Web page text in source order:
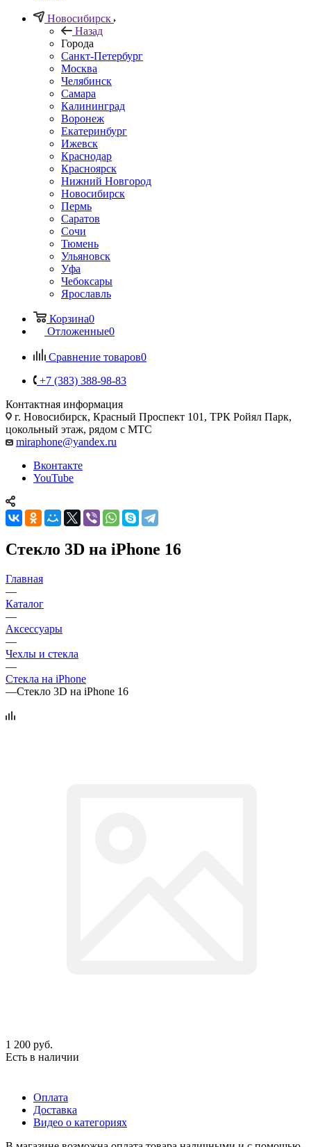
Новосибирск
Назад
Города
Санкт-Петербург
Москва
Челябинск
Самара
Калининград
Воронеж
Екатеринбург
Ижевск
Краснодар
Красноярск
Нижний Новгород
Новосибирск
Пермь
Саратов
Сочи
Тюмень
Ульяновск
Уфа
Чебоксары
Ярославль
Корзина0
Отложенные0
Сравнение товаров0
+7 (383) 388-98-83
Контактная информация
г. Новосибирск, Красный Проспект 101, ТРК Ройял Парк,
цокольный этаж, рядом с МТС
miraphone@yandex.ru
Вконтакте
YouTube
Стекло 3D на iPhone 16
Главная
—
Каталог
—
Аксессуары
—
Чехлы и стекла
—
Стекла на iPhone
—Стекло 3D на iPhone 16
1 200 руб.
Есть в наличии
Оплата
Доставка
Видео о категориях